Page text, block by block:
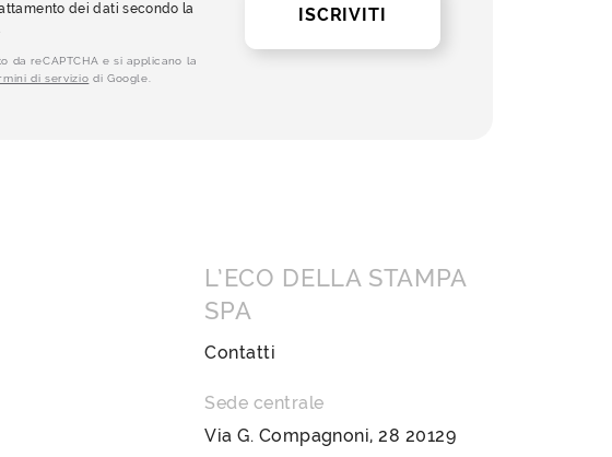
dei dati secondo la
da reCAPTCHA e si applicano la
di servizio di Google.
ISCRIVITI
L’ECO DELLA STAMPA
SPA
Contatti
Sede centrale
Via G. Compagnoni, 28 20129